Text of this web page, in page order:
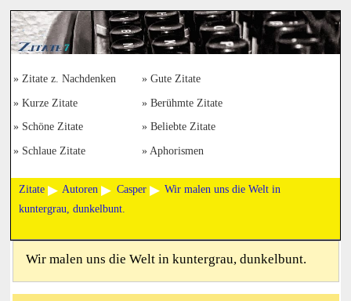
Zitate z. Nachdenken Gute Zitate
Kurze Zitate Berühmte Zitate
Schöne Zitate Beliebte Zitate
Schlaue Zitate Aphorismen
Zitate Autoren Casper
Wir malen uns die Welt in
kuntergrau, dunkelbunt.
Wir malen uns die Welt in kuntergrau, dunkelbunt.